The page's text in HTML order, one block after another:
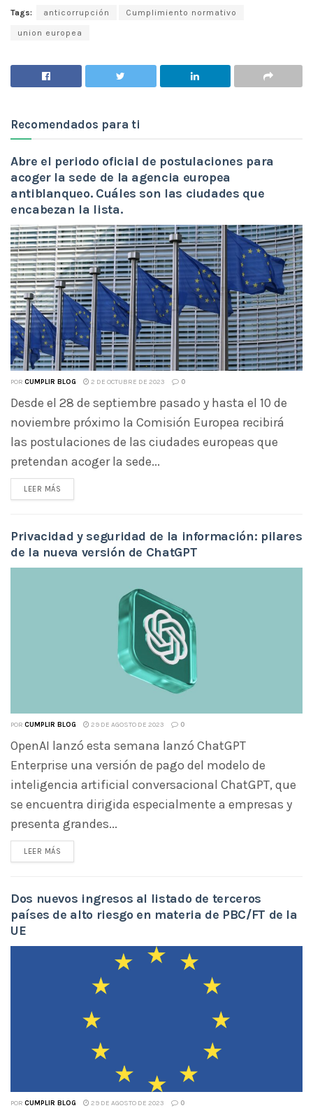
Tags: anticorrupción Cumplimiento normativo
union europea
Recomendados para ti
Abre el periodo oficial de postulaciones para
acoger la sede de la agencia europea
antiblanqueo. Cuáles son las ciudades que
encabezan la lista.
POR CUMPLIR BLOG 2 DE OCTUBRE DE 2023 0
Desde el 28 de septiembre pasado y hasta el 10 de
noviembre próximo la Comisión Europea recibirá
las postulaciones de las ciudades europeas que
pretendan acoger la sede...
LEER MÁS
Privacidad y seguridad de la información: pilares
de la nueva versión de ChatGPT
POR CUMPLIR BLOG 29 DE AGOSTO DE 2023 0
OpenAI lanzó esta semana lanzó ChatGPT
Enterprise una versión de pago del modelo de
inteligencia artificial conversacional ChatGPT, que
se encuentra dirigida especialmente a empresas y
presenta grandes...
LEER MÁS
Dos nuevos ingresos al listado de terceros
países de alto riesgo en materia de PBC/FT de la
UE
POR CUMPLIR BLOG 29 DE AGOSTO DE 2023 0